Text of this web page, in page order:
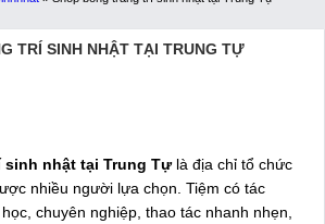
TRÍ SINH NHẬT TẠI TRUNG TỰ
nhật tại Trung Tựlà địa chỉ tổ chức
nhiều người lựa chọn. Tiệm có tác
chuyên nghiệp, thao tác nhanh nhẹn,